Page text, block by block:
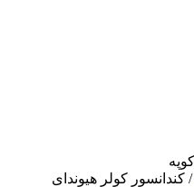
/ کندانسور کولر هیوندای